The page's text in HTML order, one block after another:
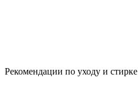
Рекомендации по уходу и стирке